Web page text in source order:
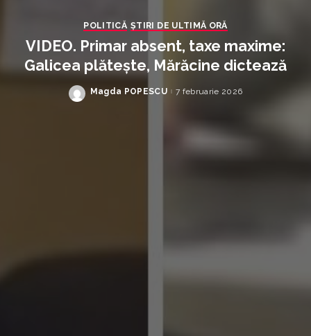
POLITICĂ ȘTIRI DE ULTIMĂ ORĂ
VIDEO. Primar absent, taxe maxime:
Galicea plătește, Mărăcine dictează
Posted
Magda POPESCU 7 februarie 2026